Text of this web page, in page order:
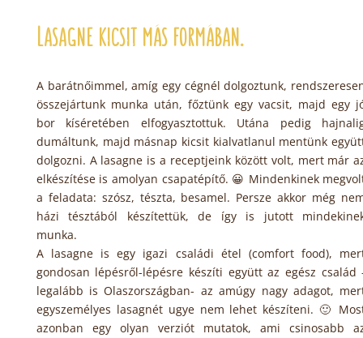
Lasagne kicsit más formában.
A barátnőimmel, amíg egy cégnél dolgoztunk,
összejártunk munka után, főztünk egy vacsit, majd egy
bor kíséretében elfogyasztottuk. Utána pedig
dumáltunk, majd másnap kicsit kialvatlanul mentünk
dolgozni. A lasagne is a receptjeink között volt, mert már
elkészítése is amolyan csapatépítő. 😀 Mindenkinek
a feladata: szósz, tészta, besamel. Persze akkor még
házi tésztából készítettük, de így is jutott
munka.
A lasagne is egy igazi családi étel (comfort food),
gondosan lépésről-lépésre készíti együtt az egész család
legalább is Olaszországban- az amúgy nagy adagot,
egyszemélyes lasagnét ugye nem lehet készíteni. 🙂
azonban egy olyan verziót mutatok, ami csinosabb